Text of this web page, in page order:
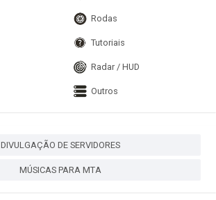
Rodas
Tutoriais
Radar / HUD
Outros
DIVULGAÇÃO DE SERVIDORES
MÚSICAS PARA MTA